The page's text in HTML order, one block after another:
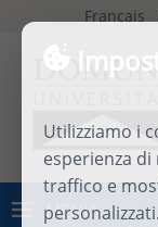
Utilizziamo i
esperienza
traffico e
Français
MENU